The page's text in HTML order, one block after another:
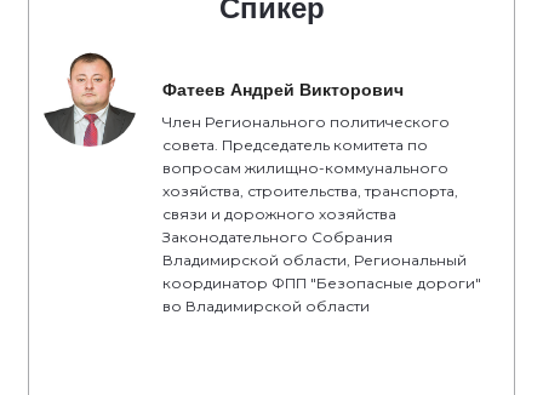
Спикер
Фатеев Андрей Викторович
Член Регионального политического
совета. Председатель комитета по
вопросам жилищно-коммунального
хозяйства, строительства, транспорта,
связи и дорожного хозяйства
Законодательного Собрания
Владимирской области, Региональный
координатор ФПП "Безопасные дороги"
во Владимирской области